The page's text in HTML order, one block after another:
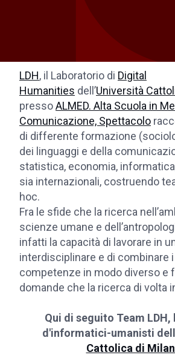
LDH, il Laboratorio di Digital
Humanities dell’Università
pressoALMED. Alta Scuola in
Comunicazione, Spettacolo
di differente formazione
dei linguaggi e della
statistica, economia,
sia internazionali, costruendo
hoc.
Fra le sfide che la ricerca
scienze umane e
infatti la capacità di lavorare in
interdisciplinare e di combinare
competenze in modo diverso e
domande che la ricerca di volta
Qui di seguito Team LDH,
d'informatici-umanisti
Cattolica di